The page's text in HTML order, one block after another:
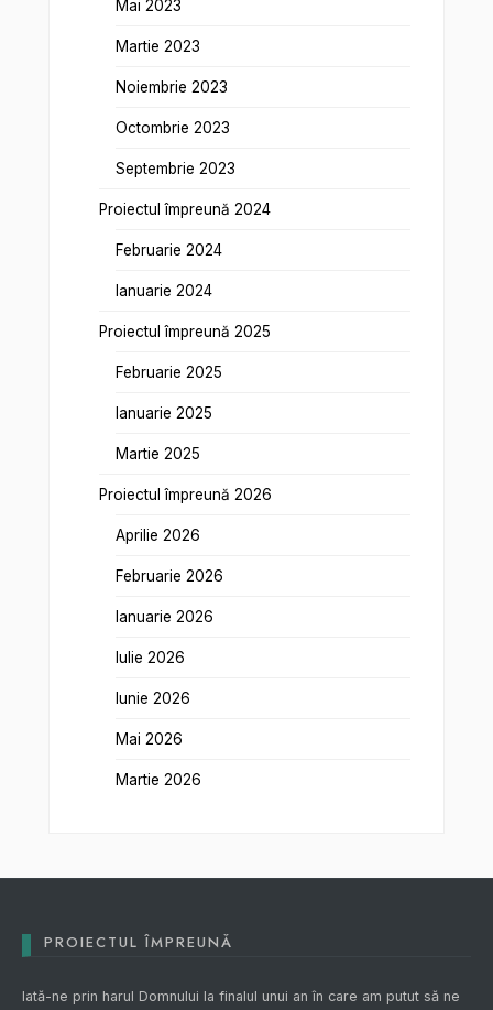
Mai 2023
Martie 2023
Noiembrie 2023
Octombrie 2023
Septembrie 2023
Proiectul împreună 2024
Februarie 2024
Ianuarie 2024
Proiectul împreună 2025
Februarie 2025
Ianuarie 2025
Martie 2025
Proiectul împreună 2026
Aprilie 2026
Februarie 2026
Ianuarie 2026
Iulie 2026
Iunie 2026
Mai 2026
Martie 2026
PROIECTUL ÎMPREUNĂ
Iată-ne prin harul Domnului la finalul unui an în care am putut să ne